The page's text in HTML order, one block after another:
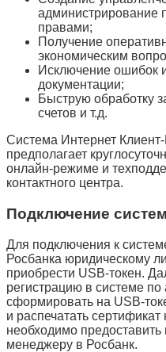
администрирование
правами;
Получение
экономическим
Исключение ошибок
документации;
Быструю обработку
счетов и т.д.
Система Интернет
предполагает
онлайн-режиме и
контактного центра.
Подключение
Для подключения к
Росбанка юридическому
приобрести USB-токен.
регистрацию в системе
сформировать на USB-
и распечатать
необходимо
менеджеру в Росбанк.